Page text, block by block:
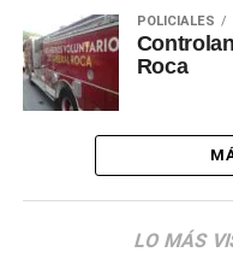
POLICIALES
Roca
LO MÁS